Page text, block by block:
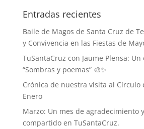
Entradas recientes
Baile de Magos de Santa Cruz de
y Convivencia en las Fiestas de
TuSantaCruz con Jaume Plensa:
“Sombras y poemas” 🎨✨
Crónica de nuestra visita al Círculo
Enero
Marzo: Un mes de agradecimiento
compartido en TuSantaCruz.